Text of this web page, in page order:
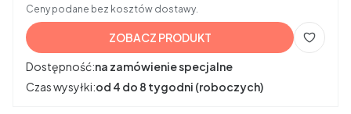
Ceny podane bez kosztów dostawy.
ZOBACZ PRODUKT
Dostępność:na zamówienie specjalne
Czas wysyłki:od 4 do 8 tygodni (roboczych)